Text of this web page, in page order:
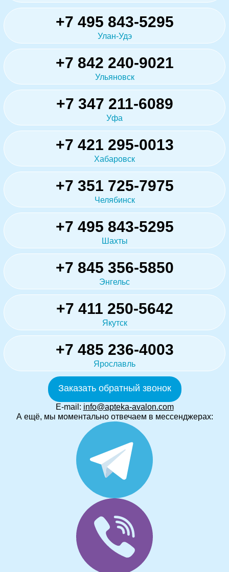
+7 495 843-5295
Улан-Удэ
+7 842 240-9021
Ульяновск
+7 347 211-6089
Уфа
+7 421 295-0013
Хабаровск
+7 351 725-7975
Челябинск
+7 495 843-5295
Шахты
+7 845 356-5850
Энгельс
+7 411 250-5642
Якутск
+7 485 236-4003
Ярославль
Заказать обратный звонок
E-mail: info@apteka-avalon.com
А ещё, мы моментально отвечаем в мессенджерах: